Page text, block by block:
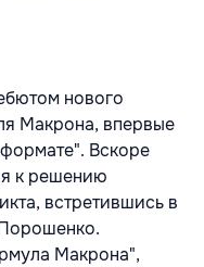
нового
Макрона, впервые
Вскоре
к решению
встретившись в
Макрона",